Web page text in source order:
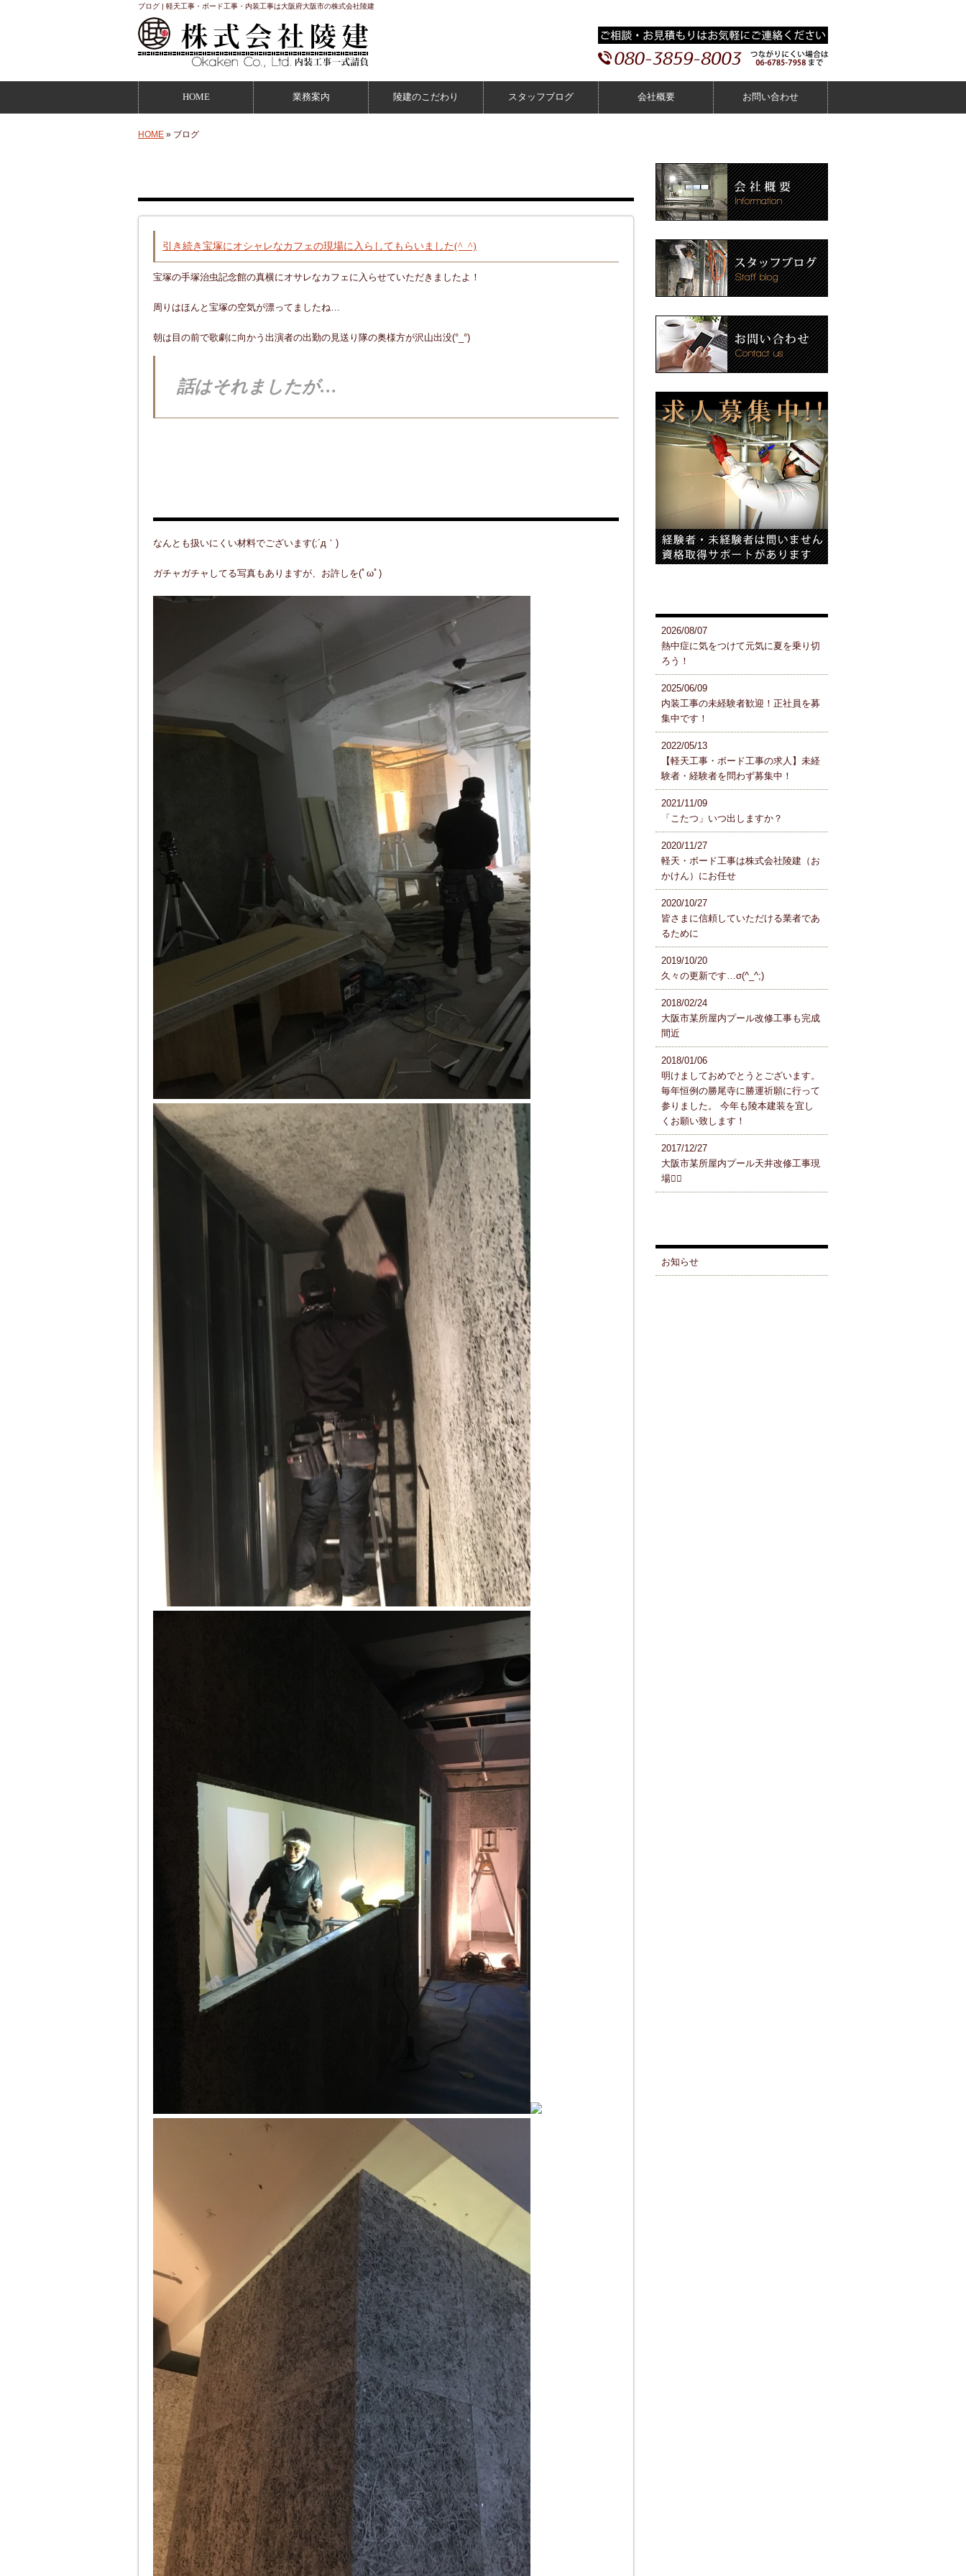
ブログ | 軽天工事・ボード工事・内装工事は大阪府大阪市の株式会社陵建
HOME 業務案内 陵建のこだわり スタッフブログ 会社概要 お問い合わせ
HOME » ブログ
引き続き宝塚にオシャレなカフェの現場に入らしてもらいました(^_^)
宝塚の手塚治虫記念館の真横にオサレなカフェに入らせていただきましたよ！
周りはほんと宝塚の空気が漂ってましたね…
朝は目の前で歌劇に向かう出演者の出勤の見送り隊の奥様方が沢山出没(°_°)
話はそれましたが…
なんとも扱いにくい材料でございます(;´д｀)
ガチャガチャしてる写真もありますが、お許しを(ﾟωﾟ)
2026/08/07
熱中症に気をつけて元気に夏を乗り切
ろう！
2025/06/09
内装工事の未経験者歓迎！正社員を募
集中です！
2022/05/13
【軽天工事・ボード工事の求人】未経
験者・経験者を問わず募集中！
2021/11/09
「こたつ」いつ出しますか？
2020/11/27
軽天・ボード工事は株式会社陵建（お
かけん）にお任せ
2020/10/27
皆さまに信頼していただける業者であ
るために
2019/10/20
久々の更新です…σ(^_^;)
2018/02/24
大阪市某所屋内プール改修工事も完成
間近
2018/01/06
明けましておめでとうとございます。
毎年恒例の勝尾寺に勝運祈願に行って
参りました。 今年も陵本建装を宜し
くお願い致します！
2017/12/27
大阪市某所屋内プール天井改修工事現
場👷‍♂️
お知らせ